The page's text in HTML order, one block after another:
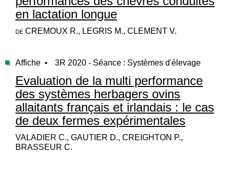
en lactation longue
de CREMOUX R., LEGRIS M., CLEMENT V.
Affiche • 3R 2020 - Séance : Systèmes d'élevage
Evaluation de la multi performance
des systèmes herbagers ovins
allaitants français et irlandais : le cas
de deux fermes expérimentales
VALADIER C., GAUTIER D., CREIGHTON P.,
BRASSEUR C.